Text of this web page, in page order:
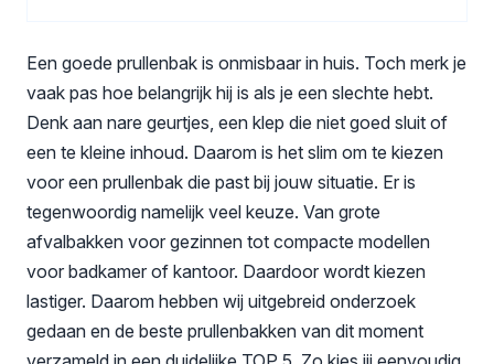
Een goede prullenbak is onmisbaar in huis. Toch merk je
vaak pas hoe belangrijk hij is als je een slechte hebt.
Denk aan nare geurtjes, een klep die niet goed sluit of
een te kleine inhoud. Daarom is het slim om te kiezen
voor een prullenbak die past bij jouw situatie. Er is
tegenwoordig namelijk veel keuze. Van grote
afvalbakken voor gezinnen tot compacte modellen
voor badkamer of kantoor. Daardoor wordt kiezen
lastiger. Daarom hebben wij uitgebreid onderzoek
gedaan en de beste prullenbakken van dit moment